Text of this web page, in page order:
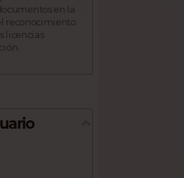
en la
reconocimiento
licencias